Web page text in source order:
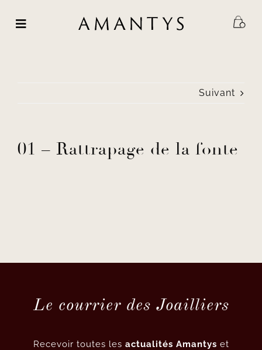
Suivant
01 – Rattrapage de la fonte
Le courrier des Joailliers
Recevoir toutes les actualités Amantys et